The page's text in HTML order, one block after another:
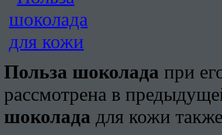
Польза шоколада при
рассмотрена в
шоколада для кожи